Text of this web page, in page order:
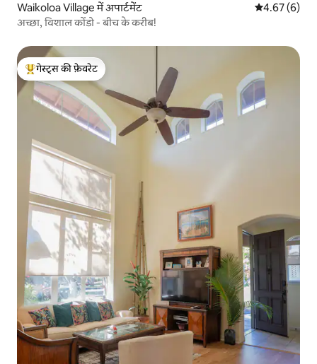
Waikoloa Village में अपार्टमेंट औसत रेटिंग 5 में
4.67 (6)
अच्छा, विशाल कोंडो - बीच के करीब!
गेस्ट्स का टॉप फ़ेवरेट
गेस्ट्स की फ़ेवरेट